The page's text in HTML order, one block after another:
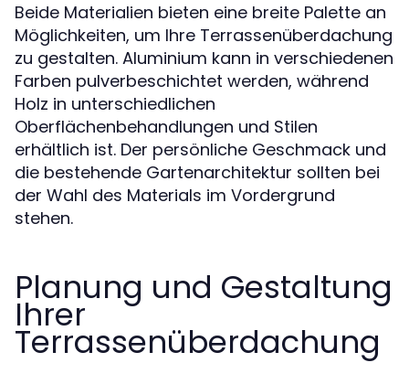
Beide Materialien bieten eine breite Palette an
Möglichkeiten, um Ihre Terrassenüberdachung
zu gestalten. Aluminium kann in verschiedenen
Farben pulverbeschichtet werden, während
Holz in unterschiedlichen
Oberflächenbehandlungen und Stilen
erhältlich ist. Der persönliche Geschmack und
die bestehende Gartenarchitektur sollten bei
der Wahl des Materials im Vordergrund
stehen.
Planung und Gestaltung
Ihrer
Terrassenüberdachung